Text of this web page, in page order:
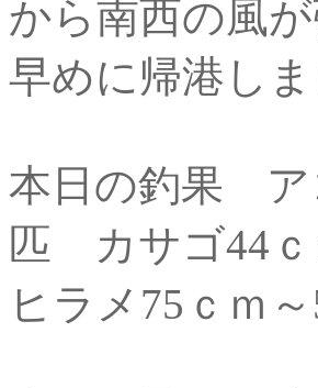
から南西の風
早めに帰港しま
本日の釣果 ア
匹 カサゴ44
ヒラメ75ｃｍ